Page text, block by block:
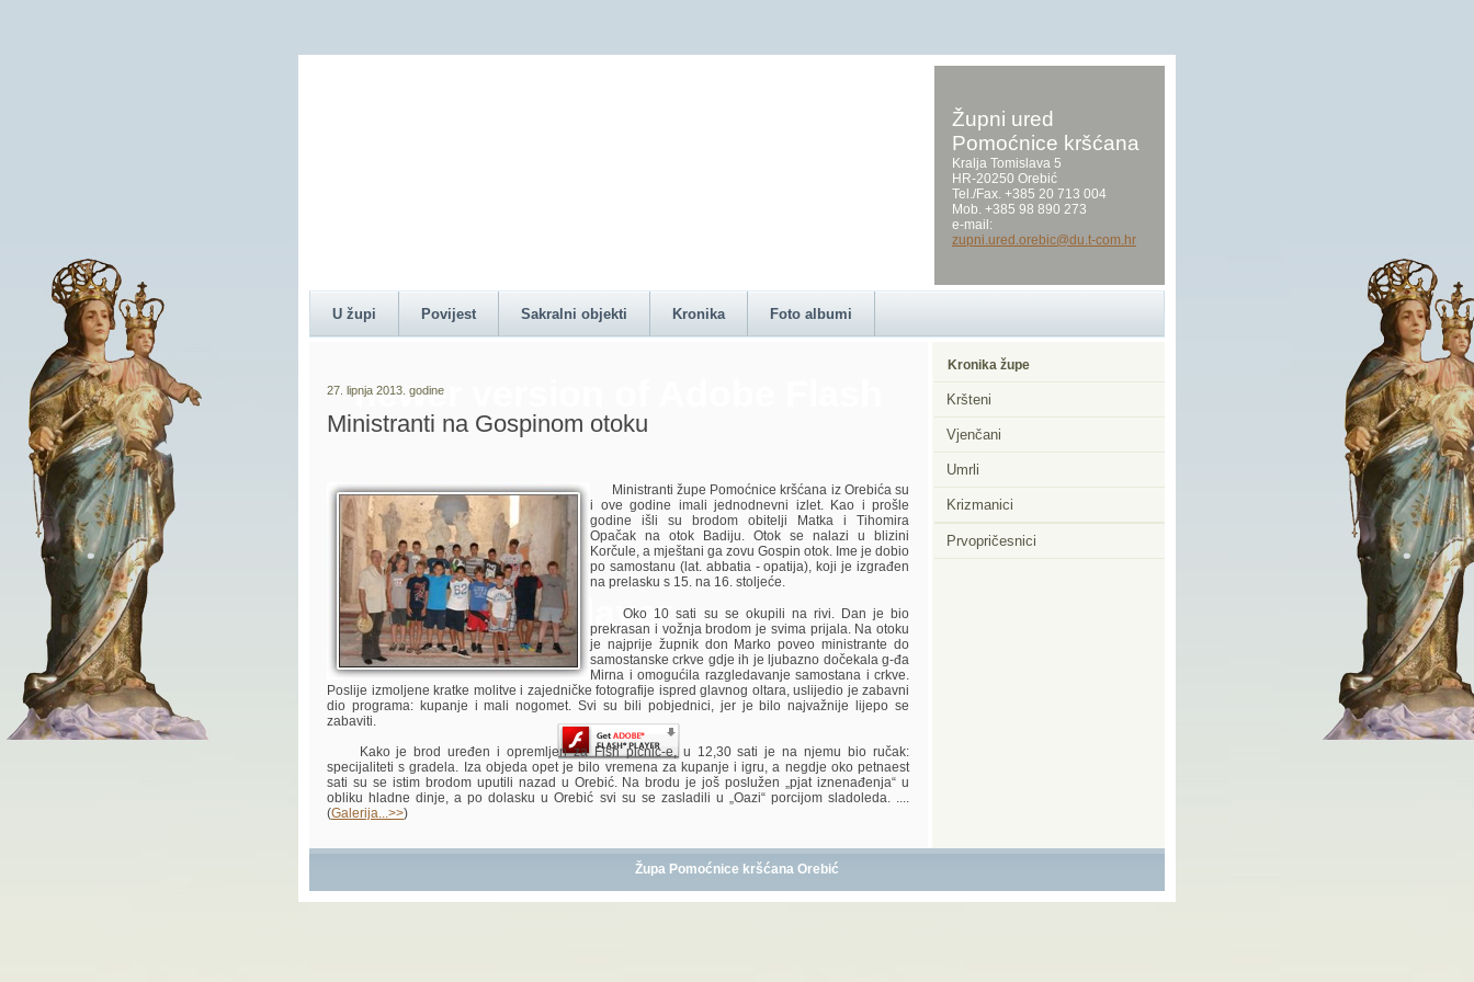
newer version of Adobe Flash
Player.
Župni ured
Pomoćnice kršćana
Kralja Tomislava 5
HR-20250 Orebić
Tel./Fax. +385 20 713 004
Mob. +385 98 890 273
e-mail:
zupni.ured.orebic@du.t-com.hr
U župi Povijest Sakralni objekti Kronika Foto albumi
Kronika župe
Kršteni
Vjenčani
Umrli
Krizmanici
Prvopričesnici
27. lipnja 2013. godine
Ministranti na Gospinom otoku
Ministranti župe Pomoćnice kršćana iz Orebića su
i ove godine imali jednodnevni izlet. Kao i prošle
godine išli su brodom obitelji Matka i Tihomira
Opačak na otok Badiju. Otok se nalazi u blizini
Korčule, a mještani ga zovu Gospin otok. Ime je dobio
po samostanu (lat. abbatia - opatija), koji je izgrađen
na prelasku s 15. na 16. stoljeće.
Oko 10 sati su se okupili na rivi. Dan je bio
prekrasan i vožnja brodom je svima prijala. Na otoku
je najprije župnik don Marko poveo ministrante do
samostanske crkve gdje ih je ljubazno dočekala g-đa
Mirna i omogućila razgledavanje samostana i crkve.
Poslije izmoljene kratke molitve i zajedničke fotografije ispred glavnog oltara, uslijedio je zabavni
dio programa: kupanje i mali nogomet. Svi su bili pobjednici, jer je bilo najvažnije lijepo se
zabaviti.
Kako je brod uređen i opremljen za Fish picnic-e, u 12,30 sati je na njemu bio ručak:
specijaliteti s gradela. Iza objeda opet je bilo vremena za kupanje i igru, a negdje oko petnaest
sati su se istim brodom uputili nazad u Orebić. Na brodu je još poslužen „pjat iznenađenja“ u
obliku hladne dinje, a po dolasku u Orebić svi su se zasladili u „Oazi“ porcijom sladoleda. ....
(Galerija...>>)
Župa Pomoćnice kršćana Orebić